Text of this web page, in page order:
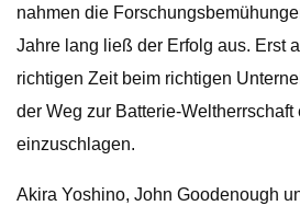
nahmen die
Jahre lang ließ der Erfolg aus. Erst
richtigen Zeit beim richtigen
der Weg zur Batterie-Weltherrschaft
einzuschlagen.
Akira Yoshino, John Goodenough